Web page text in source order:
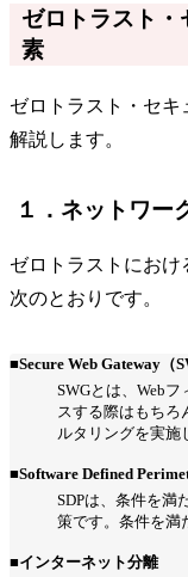
ゼロトラスト
素
ゼロトラスト・セキ
解説します。
１．ネットワー
ゼロトラストにおけ
次のとおりです。
■Secure Web Gateway（
SWGとは、Web
スする際はもちろ
ルタリングを実施
■Software Defined
SDPは、条件を満
策です。条件を満
■インターネット分離